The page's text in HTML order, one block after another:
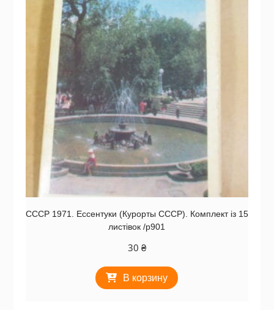
СССР 1971. Ессентуки (Курорты СССР). Комплект із 15
листівок /р901
30 ₴
В корзину